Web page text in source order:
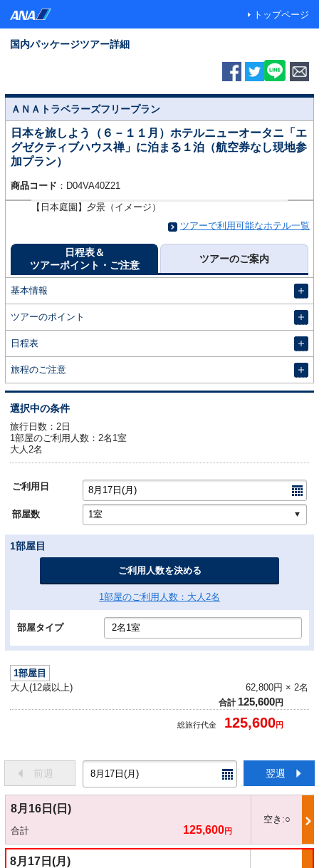
トップページ
国内パッケージツアー詳細
ＡＮＡトラベラーズフリープラン
日本を旅しよう（６－１１月）ホテルニューオータニ「エ
グゼクティブハウス禅」に泊まる１泊（航空券なし現地参
加プラン）
商品コード ：D04VA40Z21
【日本庭園】夕景（イメージ）
ツアーで利用可能なホテル一覧
日程表＆
ツアーポイント・ご注意
ツアーのご案内
基本情報
ツアーのポイント
日程表
旅程のご注意
選択中の条件
旅行日数：2日
1部屋のご利用人数：2名1室
大人2名
ご利用日
部屋数
1部屋目
1部屋のご利用人数：大人2名
部屋タイプ
1部屋目
大人(12歳以上)
62,800円 × 2名
合計 125,600円
総旅行代金 125,600円
前週 翌週
8月16日(日)
合計 125,600円
空き:○
8月17日(月)